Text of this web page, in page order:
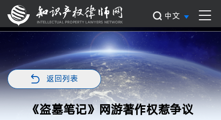
中文
返回列表
《盗墓笔记》网游著作权惹争议